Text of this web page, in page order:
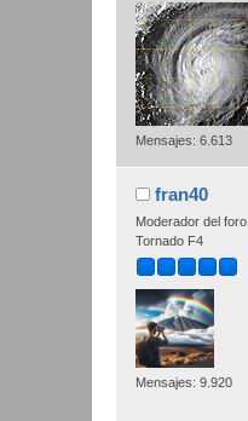
Mensajes: 6.613
fran40
Moderador del foro.
Tornado F4
Mensajes: 9.920